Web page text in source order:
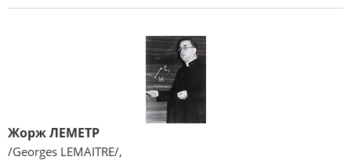
Жорж ЛЕМЕТР
/Georges LEMAІTRE/,